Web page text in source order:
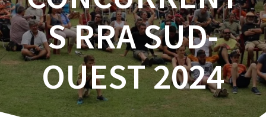
S RRA SUD-
OUEST 2024